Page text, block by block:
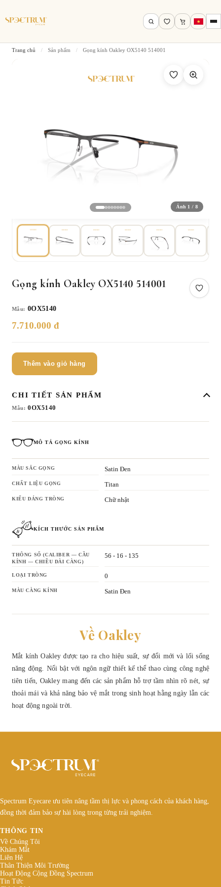
Tìm theo tên, mã gọng, thương hiệu…
Tìm kiếm
Trang chủ / Sản phẩm / Gọng kính Oakley OX5140 514001
Ảnh 1 / 8
Gọng kính Oakley OX5140 514001
Mẫu: 0OX5140
7.710.000 đ
Thêm vào giỏ hàng
CHI TIẾT SẢN PHẨM
Mẫu: 0OX5140
MÔ TẢ GỌNG KÍNH
MÀU SẮC GỌNG Satin Đen
CHẤT LIỆU GỌNG Titan
KIỂU DÁNG TRÒNG Chữ nhật
KÍCH THƯỚC SẢN PHẨM
THÔNG SỐ (CALIBER — CẦU
KÍNH — CHIỀU DÀI CÀNG)
56 - 16 - 135
LOẠI TRÒNG 0
MÀU CÀNG KÍNH Satin Đen
Về Oakley
Mắt kính Oakley được tạo ra cho hiệu suất, sự đổi mới và lối sống
năng động. Nổi bật với ngôn ngữ thiết kế thể thao cùng công nghệ
tiên tiến, Oakley mang đến các sản phẩm hỗ trợ tầm nhìn rõ nét, sự
thoải mái và khả năng bảo vệ mắt trong sinh hoạt hằng ngày lẫn các
hoạt động ngoài trời.
Spectrum Eyecare ưu tiên nâng tầm thị lực và phong cách của khách hàng,
đồng thời đảm bảo sự hài lòng trong từng trải nghiệm.
THÔNG TIN
Về Chúng Tôi
Khám Mắt
Liên Hệ
Thân Thiện Môi Trường
Hoạt Động Cộng Đồng Spectrum
Tin Tức